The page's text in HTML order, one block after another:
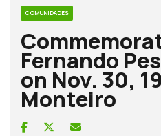
COMUNIDADES
Fernando
on Nov. 30,
Monteiro